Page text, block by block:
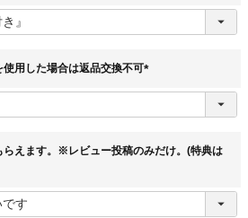
用した場合は返品交換不可
須
らえます。※レビュー投稿のみだけ。(特典は